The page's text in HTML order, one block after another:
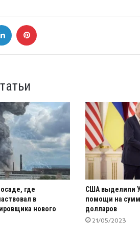
LinkedIn
где
в
нового
США выделили
помощи на
долларов
21/05/2023